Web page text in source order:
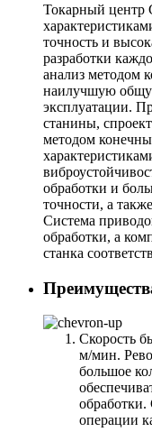
Токарный центр
точность и
разработки
анализ методом
наилучшую
эксплуатации.
станины,
методом
обработки и
точности, а
Система
обработки, а
станка
Скорость
м/мин.
большое
обработки.
операции